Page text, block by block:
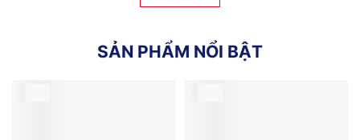
SẢN PHẨM NỔI BẬT